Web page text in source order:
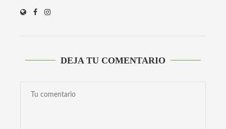
DEJA TU COMENTARIO